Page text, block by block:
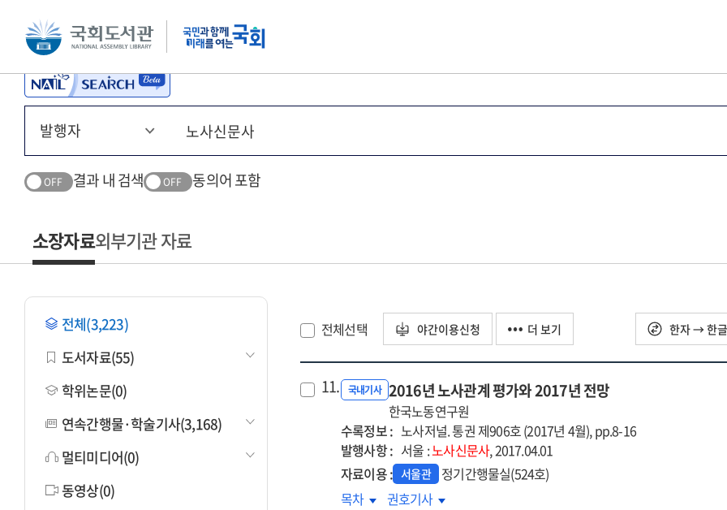
본문 바로가기 주메뉴 바로가기
OFF 결과 내 검색 OFF 동의어 포함
소장자료외부기관 자료
전체(3,223)
도서자료(55)
학위논문(0)
연속간행물·학술기사(3,168)
멀티미디어(0)
동영상(0)
전체선택 야간이용신청 더 보기 한자 → 한글
11. 국내기사 2016년 노사관계 평가와 2017년 전망
한국노동연구원
수록정보 : 노사저널. 통권 제906호 (2017년 4월), pp.8-16
발행사항 : 서울 :노사신문사, 2017.04.01
자료이용 : 서울관 정기간행물실(524호)
2016년
목차
2016년
권호기사